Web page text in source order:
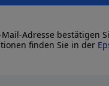
Adresse bestätigen
finden Sie in der